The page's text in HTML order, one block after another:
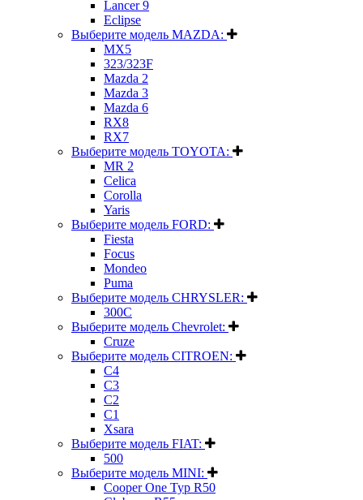
Lancer 9
Eclipse
Выберите модель MAZDA:
MX5
323/323F
Mazda 2
Mazda 3
Mazda 6
RX8
RX7
Выберите модель TOYOTA:
MR 2
Celica
Corolla
Yaris
Выберите модель FORD:
Fiesta
Focus
Mondeo
Puma
Выберите модель CHRYSLER:
300C
Выберите модель Chevrolet:
Cruze
Выберите модель CITROEN:
C4
C3
C2
C1
Xsara
Выберите модель FIAT:
500
Выберите модель MINI:
Cooper One Typ R50